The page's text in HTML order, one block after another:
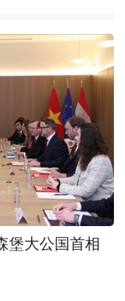
堡大公国首相